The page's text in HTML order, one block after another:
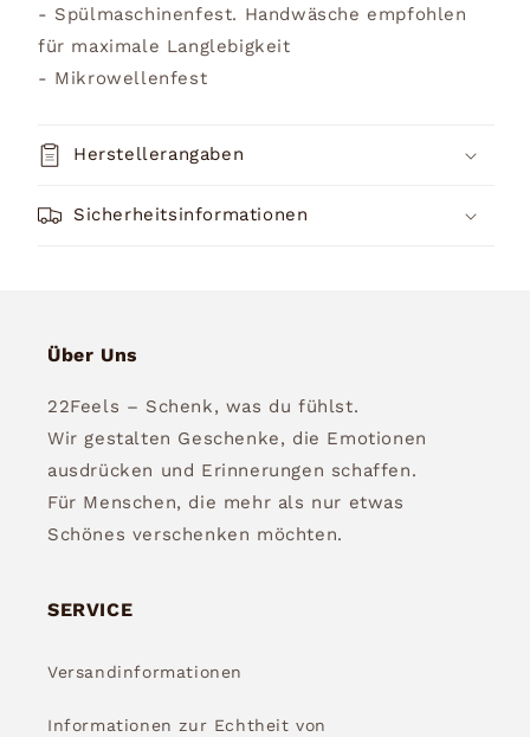
- Spülmaschinenfest. Handwäsche empfohlen
für maximale Langlebigkeit
- Mikrowellenfest
Herstellerangaben
Sicherheitsinformationen
Über Uns
22Feels – Schenk, was du fühlst.
Wir gestalten Geschenke, die Emotionen
ausdrücken und Erinnerungen schaffen.
Für Menschen, die mehr als nur etwas
Schönes verschenken möchten.
SERVICE
Versandinformationen
Informationen zur Echtheit von